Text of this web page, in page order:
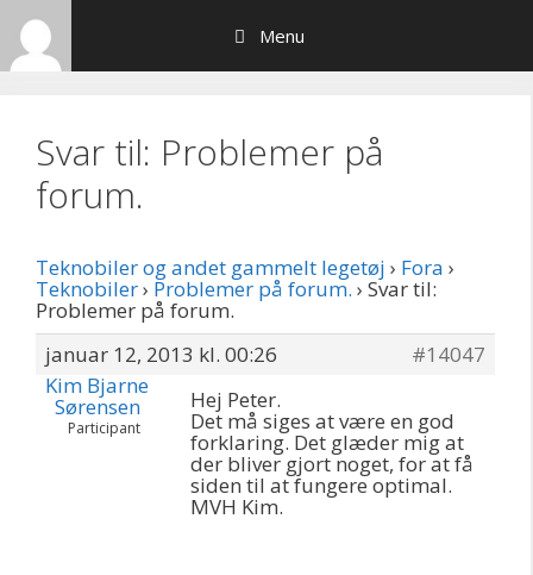
Hop
indhold
Menu
Svar til: Problemer på
forum.
Teknobiler og andet gammelt legetøj › Fora ›
Teknobiler› Problemer på forum. › Svar til:
Problemer på forum.
januar 12, 2013 kl. 00:26
#14047
Kim Bjarne
Sørensen
Participant
Hej Peter.
Det må siges at være en god
forklaring. Det glæder mig at
der bliver gjort noget, for at få
siden til at fungere optimal.
MVH Kim.